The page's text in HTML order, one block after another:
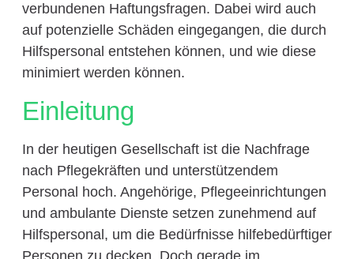
verbundenen Haftungsfragen. Dabei wird auch
auf potenzielle Schäden eingegangen, die durch
Hilfspersonal entstehen können, und wie diese
minimiert werden können.
Einleitung
In der heutigen Gesellschaft ist die Nachfrage
nach Pflegekräften und unterstützendem
Personal hoch. Angehörige, Pflegeeinrichtungen
und ambulante Dienste setzen zunehmend auf
Hilfspersonal, um die Bedürfnisse hilfebedürftiger
Personen zu decken. Doch gerade im